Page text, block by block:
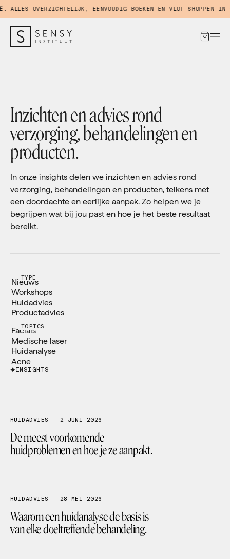
OVERZICHTELIJK, EENVOUDIG BOEKEN EN VLOT SHOPPEN IN
Inzichten en advies rond
verzorging, behandelingen en
producten.
In onze insights delen we inzichten en advies rond
verzorging, behandelingen en producten, telkens met
een doordachte en eerlijke aanpak. Zo helpen we je
begrijpen wat bij jou past en hoe je het beste resultaat
bereikt.
TYPE
TOPICS
INSIGHTS
FACIALS MEDISCHE LASER
HUIDADVIES — 2 JUNI 2026
De meest voorkomende
huidproblemen en hoe je ze aanpakt.
ACNE PIGMENTVLEKKEN
PSORIASIS & ECZEEM HUIDANALYSE
HUIDADVIES — 28 MEI 2026
Waarom een huidanalyse de basis is
van elke doeltreffende behandeling.